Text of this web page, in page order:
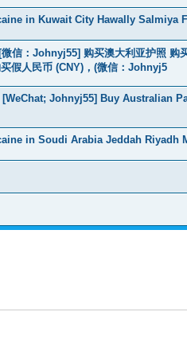
in Kuwait City Hawally Salmiya
信：Johnyj55] 购买澳大利亚护照 购
假人民币 (CNY)，(微信：Johnyj5
Johnyj55] Buy Australian
in Soudi Arabia Jeddah Riyadh